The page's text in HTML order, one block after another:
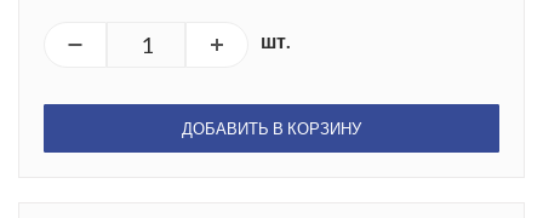
шт.
ДОБАВИТЬ В КОРЗИНУ